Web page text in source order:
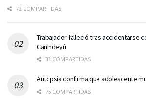
72 COMPARTIDAS
Trabajador falleció tras accidentarse
Canindeyú
33 COMPARTIDAS
Autopsia confirma que adolescente
75 COMPARTIDAS